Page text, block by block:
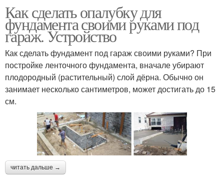
Как сделать опалубку для
фундамента своими руками под
гараж. Устройство
Как сделать фундамент под гараж своими руками? При
постройке ленточного фундамента, вначале убирают
плодородный (растительный) слой дёрна. Обычно он
занимает несколько сантиметров, может достигать до 15
см.
читать дальше →